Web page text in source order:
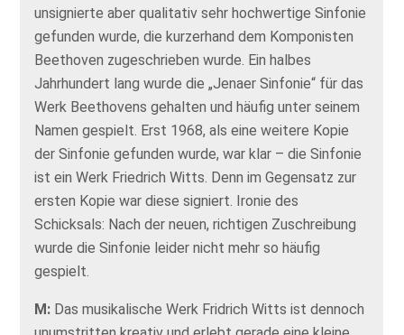
unsignierte aber qualitativ sehr hochwertige Sinfonie
gefunden wurde, die kurzerhand dem Komponisten
Beethoven zugeschrieben wurde. Ein halbes
Jahrhundert lang wurde die „Jenaer Sinfonie“ für das
Werk Beethovens gehalten und häufig unter seinem
Namen gespielt. Erst 1968, als eine weitere Kopie
der Sinfonie gefunden wurde, war klar – die Sinfonie
ist ein Werk Friedrich Witts. Denn im Gegensatz zur
ersten Kopie war diese signiert. Ironie des
Schicksals: Nach der neuen, richtigen Zuschreibung
wurde die Sinfonie leider nicht mehr so häufig
gespielt.
M: Das musikalische Werk Fridrich Witts ist dennoch